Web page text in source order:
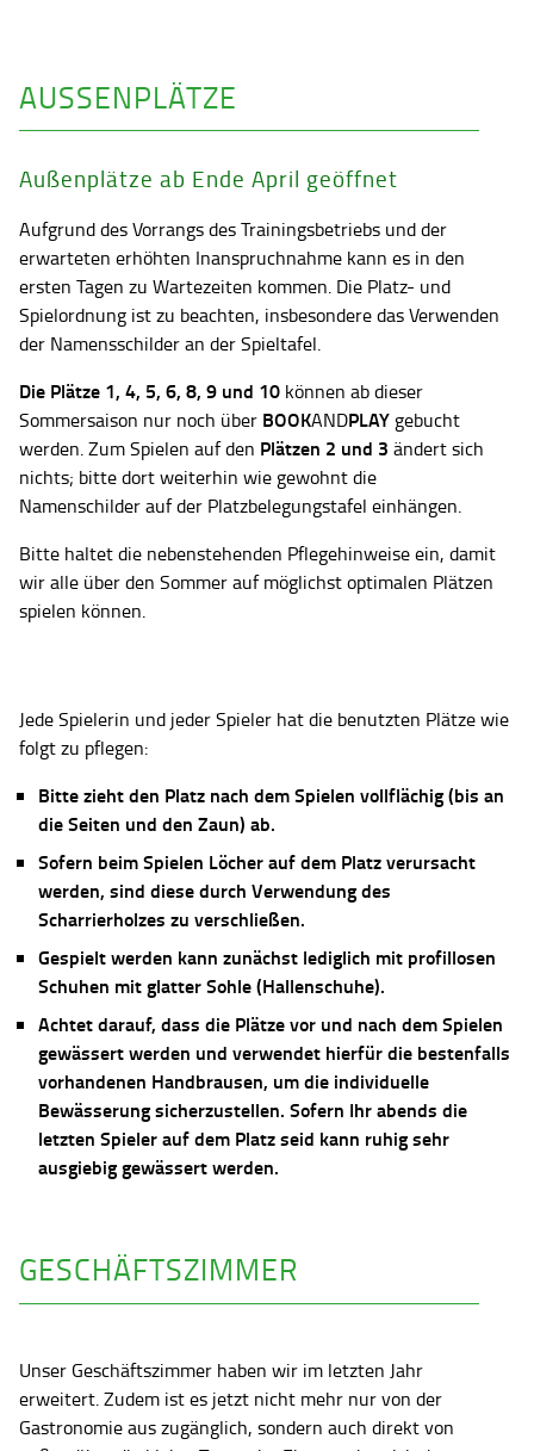
AUSSENPLÄTZE
Außenplätze ab Ende April geöffnet
Aufgrund des Vorrangs des Trainingsbetriebs und der
erwarteten erhöhten Inanspruchnahme kann es in den
ersten Tagen zu Wartezeiten kommen. Die Platz- und
Spielordnung ist zu beachten, insbesondere das Verwenden
der Namensschilder an der Spieltafel.
Die Plätze 1, 4, 5, 6, 8, 9 und 10 können ab dieser
Sommersaison nur noch über BOOKANDPLAY gebucht
werden. Zum Spielen auf den Plätzen 2 und 3 ändert sich
nichts; bitte dort weiterhin wie gewohnt die
Namenschilder auf der Platzbelegungstafel einhängen.
Bitte haltet die nebenstehenden Pflegehinweise ein, damit
wir alle über den Sommer auf möglichst optimalen Plätzen
spielen können.
Jede Spielerin und jeder Spieler hat die benutzten Plätze wie
folgt zu pflegen:
Bitte zieht den Platz nach dem Spielen vollflächig (bis an
die Seiten und den Zaun) ab.
Sofern beim Spielen Löcher auf dem Platz verursacht
werden, sind diese durch Verwendung des
Scharrierholzes zu verschließen.
Gespielt werden kann zunächst lediglich mit profillosen
Schuhen mit glatter Sohle (Hallenschuhe).
Achtet darauf, dass die Plätze vor und nach dem Spielen
gewässert werden und verwendet hierfür die bestenfalls
vorhandenen Handbrausen, um die individuelle
Bewässerung sicherzustellen. Sofern Ihr abends die
letzten Spieler auf dem Platz seid kann ruhig sehr
ausgiebig gewässert werden.
GESCHÄFTSZIMMER
Unser Geschäftszimmer haben wir im letzten Jahr
erweitert. Zudem ist es jetzt nicht mehr nur von der
Gastronomie aus zugänglich, sondern auch direkt von